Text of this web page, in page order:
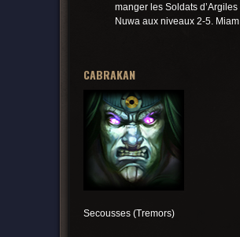
manger les Soldats d’Argiles
Nuwa aux niveaux 2-5. Miam
CABRAKAN
Secousses (Tremors)